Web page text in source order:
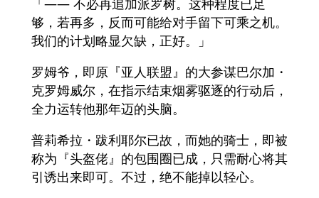
「—— 不必再追加派罗树。这种程度已足
够，若再多，反而可能给对手留下可乘之机。
我们的计划略显欠缺，正好。」
罗姆爷，即原『亚人联盟』的大参谋巴尔加・
克罗姆威尔，在指示结束烟雾驱逐的行动后，
全力运转他那年迈的头脑。
普莉希拉・跋利耶尔已故，而她的骑士，即被
称为『头盔佬』的包围圈已成，只需耐心将其
引诱出来即可。不过，绝不能掉以轻心。